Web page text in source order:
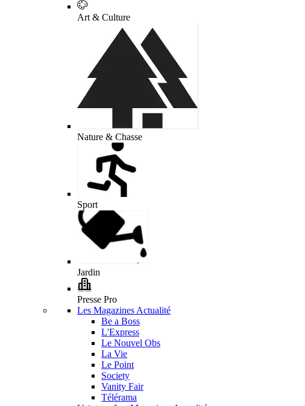
Art & Culture
Nature & Chasse
Sport
Jardin
Presse Pro
Les Magazines Actualité
Be a Boss
L'Express
Le Nouvel Obs
La Vie
Le Point
Society
Vanity Fair
Télérama